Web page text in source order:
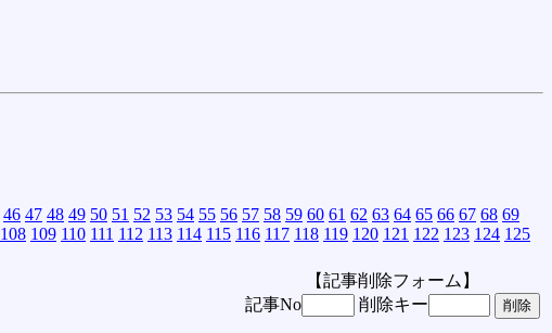
46 47 48 49 50 51 52 53 54 55 56 57 58 59 60 61 62 63 64 65 66 67 68 69
108 109 110 111 112 113 114 115 116 117 118 119 120 121 122 123 124 125
【記事削除フォーム】
記事No
削除キー